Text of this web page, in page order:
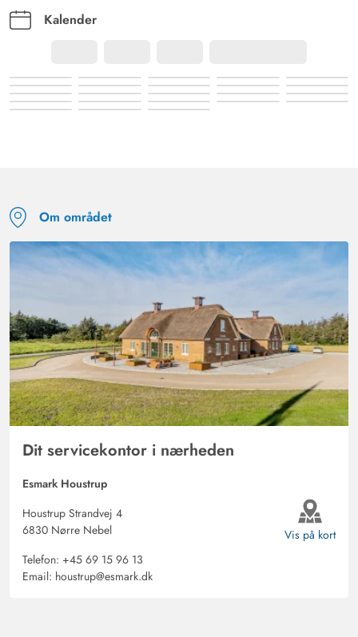
Kalender
Om området
Dit servicekontor i nærheden
Esmark Houstrup
Houstrup Strandvej 4
6830 Nørre Nebel
Telefon: +45 69 15 96 13
Email: houstrup@esmark.dk
Vis på kort